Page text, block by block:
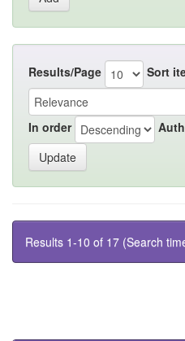
Results/Page Sort
In order
Results 1-10 of 17 (Search